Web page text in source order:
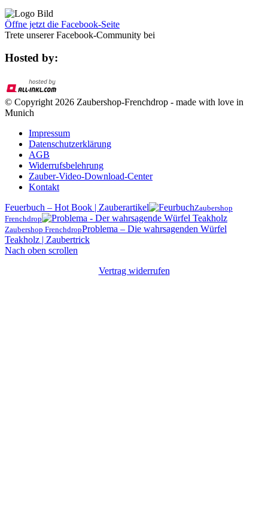
Öffne jetzt die Facebook-Seite
Trete unserer Facebook-Community bei
Hosted by:
© Copyright 2026 Zaubershop-Frenchdrop - made with love in
Munich
Impressum
Datenschutzerklärung
AGB
Widerrufsbelehrung
Zauber-Video-Download-Center
Kontakt
Feuerbuch – Hot Book | Zauberartikel
Zaubershop
Frenchdrop
Zaubershop FrenchdropProblema – Die wahrsagenden Würfel
Teakholz | Zaubertrick
Nach oben scrollen
Vertrag widerrufen